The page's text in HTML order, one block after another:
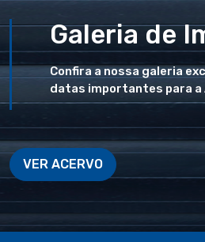
Galeria de
Confira a nossa galeria
datas importantes para a
VER ACERVO